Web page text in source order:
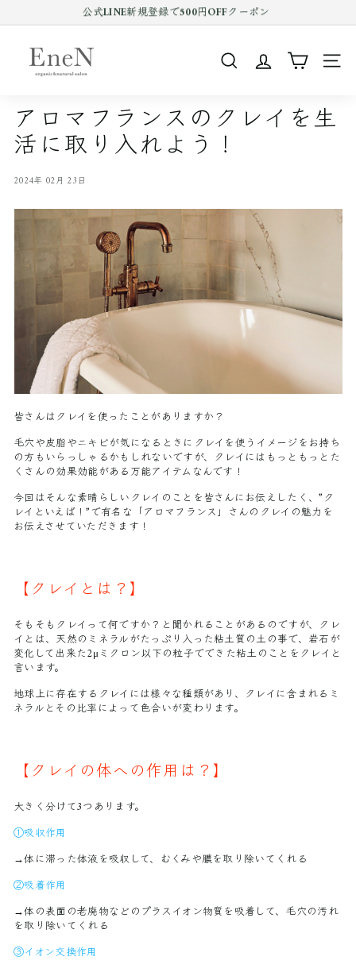
ン Pause
公式LINE新規登録で500円OFFクーポン
N
o
n
i
n
e
p
SEARCH
アロマフランスのクレイを生
活に取り入れよう！
2024年 02月 23日
皆さんはクレイを使ったことがありますか？
毛穴や皮脂やニキビが気になるときにクレイを使うイメージをお持ち
の方もいらっしゃるかもしれないですが、クレイにはもっともっとた
くさんの効果効能がある万能アイテムなんです！
今回はそんな素晴らしいクレイのことを皆さんにお伝えしたく、”ク
レイといえば！”で有名な「アロマフランス」さんのクレイの魅力を
お伝えさせていただきます！
【クレイとは？】
そもそもクレイって何ですか？と聞かれることがあるのですが、クレ
イとは、天然のミネラルがたっぷり入った粘土質の土の事で、岩石が
変化して出来た2μミクロン以下の粒子でできた粘土のことをクレイと
言います。
地球上に存在するクレイには様々な種類があり、クレイに含まれるミ
ネラルとその比率によって色合いが変わります。
【クレイの体への作用は？】
大きく分けて3つあります。
①吸収作用
→体に滞った体液を吸収して、むくみや膿を取り除いてくれる
②吸着作用
→体の表面の老廃物などのプラスイオン物質を吸着して、毛穴の汚れ
を取り除いてくれる
③イオン交換作用